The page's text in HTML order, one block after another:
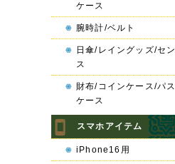
ケース
腕時計/ベルト
日傘/レイングッズ/セン
ス
財布/コインケース/パス
ケース
スマホアイテム
iPhone16用